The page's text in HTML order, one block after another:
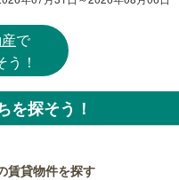
で
！
を探そう！
賃貸物件を探す